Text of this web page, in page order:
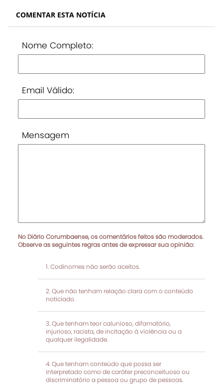
COMENTAR ESTA NOTÍCIA
Nome Completo:
Email Válido:
Mensagem
No Diário Corumbaense, os comentários feitos são moderados.
Observe as seguintes regras antes de expressar sua opinião:
Codinomes não serão aceitos.
Que não tenham relação clara com o conteúdo
noticiado.
Que tenham teor calunioso, difamatório,
injurioso, racista, de incitação à violência ou a
qualquer ilegalidade.
Que tenham conteúdo que possa ser
interpretado como de caráter preconceituoso ou
discriminatório a pessoa ou grupo de pessoas.